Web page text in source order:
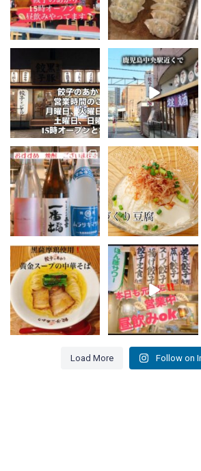
...
16 0
22 0
餃子のあかりです🥟
いつも沢山のご来店あ
りがとうございます🙇
...
16 0
毎日手作りの黒豚餃子
とビール。�
鹿児島の食が包まれた
王道の焼き餃子や...
56 0
こんにちは♪餃子のあか
りです🥟
昨日は沢山のご来店あ
りがとうございます😊
...
9 0
こんにちは♪餃子のあか
りです🥟
先日も沢山のご来店あ
りがとうございます😊
...
14 0
こんにちは♪餃子のあか
りです🥟
先日も沢山のご来店あ
りがとうございます😊
...
15 0
こんばんは♪餃子のあか
りです🥟
本日も元気に営業中で
す👍
...
9 0
Load More Follow on